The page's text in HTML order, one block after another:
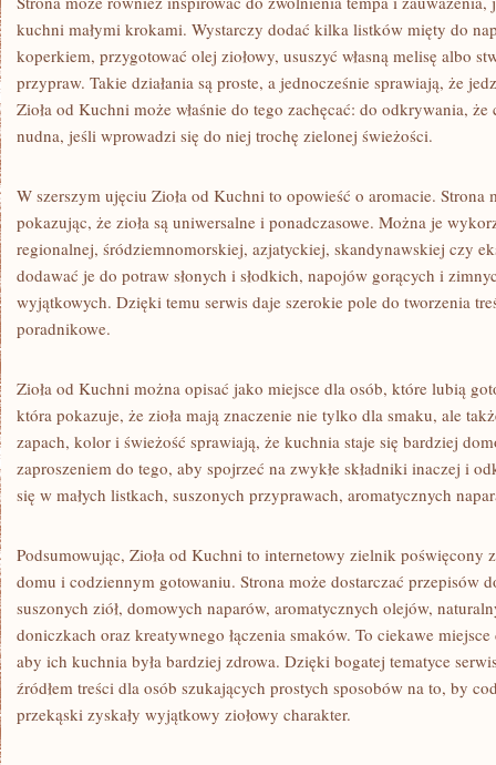
kuchni małymi krokami. Wystarczy dodać kilka listków mięty do
koperkiem, przygotować olej ziołowy, ususzyć własną melisę albo
przypraw. Takie działania są proste, a jednocześnie sprawiają, że
Zioła od Kuchni może właśnie do tego zachęcać: do odkrywania,
nudna, jeśli wprowadzi się do niej trochę zielonej świeżości.
W szerszym ujęciu Zioła od Kuchni to opowieść o aromacie. Strona
pokazując, że zioła są uniwersalne i ponadczasowe. Można je
regionalnej, śródziemnomorskiej, azjatyckiej, skandynawskiej czy
dodawać je do potraw słonych i słodkich, napojów gorących i
wyjątkowych. Dzięki temu serwis daje szerokie pole do tworzenia
poradnikowe.
Zioła od Kuchni można opisać jako miejsce dla osób, które lubią
która pokazuje, że zioła mają znaczenie nie tylko dla smaku, ale
zapach, kolor i świeżość sprawiają, że kuchnia staje się bardziej
zaproszeniem do tego, aby spojrzeć na zwykłe składniki inaczej i
się w małych listkach, suszonych przyprawach, aromatycznych
Podsumowując, Zioła od Kuchni to internetowy zielnik poświęcony
domu i codziennym gotowaniu. Strona może dostarczać przepisów
suszonych ziół, domowych naparów, aromatycznych olejów,
doniczkach oraz kreatywnego łączenia smaków. To ciekawe
aby ich kuchnia była bardziej zdrowa. Dzięki bogatej tematyce
źródłem treści dla osób szukających prostych sposobów na to, by
przekąski zyskały wyjątkowy ziołowy charakter.